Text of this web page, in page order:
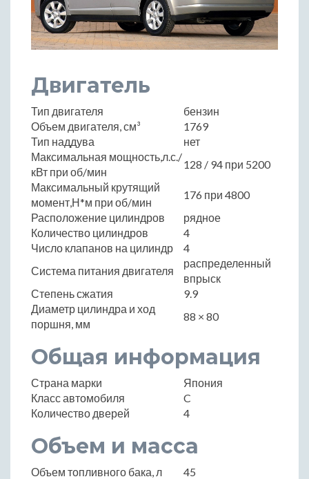
Двигатель
Тип двигателя
бензин
Объем двигателя, см³
1769
Тип наддува
нет
Максимальная мощность,л.с./
кВт при об/мин
128 / 94 при 5200
Максимальный крутящий
момент,Н*м при об/мин
176 при 4800
Расположение цилиндров
рядное
Количество цилиндров
4
Число клапанов на цилиндр
4
Система питания двигателя
распределенный
впрыск
Степень сжатия
9.9
Диаметр цилиндра и ход
поршня, мм
88 × 80
Общая информация
Страна марки
Япония
Класс автомобиля
C
Количество дверей
4
Объем и масса
Объем топливного бака, л
45